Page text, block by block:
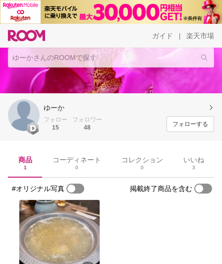
ガイド 楽天市場
ゆーか
フォロー
15
フォロワー
48
フォローする
商品
1
コーディネート
0
コレクション
0
いいね
3
#オリジナル写真 掲載終了商品を含む